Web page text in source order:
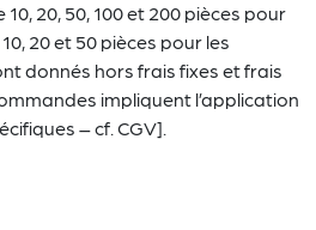
20, 50, 100 et 200 pièces pour
20 et 50 pièces pour les
donnés hors frais fixes et frais
impliquent l’application
– cf. CGV].